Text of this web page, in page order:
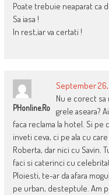
Poate trebuie neaparat ca
Sa iasa !
In rest,iar va certati !
PHonline.ro
September 26,
Nu e corect sa
grele aseara?
faca reclama la hotel. Si pe
inveti ceva, ci pe ala cu
Roberta, dar nici cu Savin.
faci si caterinci cu
Ploiesti, te-ar da afara
pe urban, desteptule. Am